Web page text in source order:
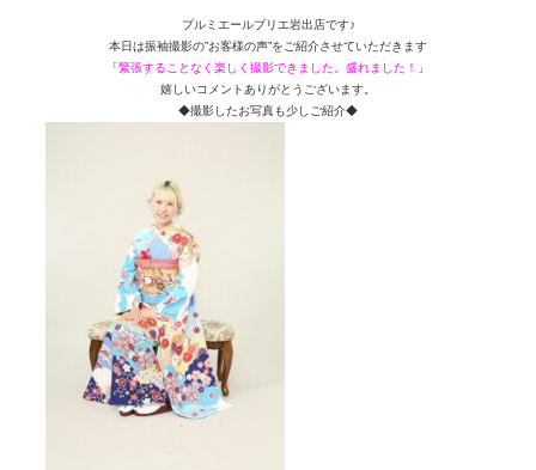
プルミエールブリエ岩出店です♪
本日は振袖撮影の”お客様の声”をご紹介させていただきます
「緊張することなく楽しく撮影できました。盛れました！
」
嬉しいコメントありがとうございます。
◆撮影したお写真も少しご紹介◆